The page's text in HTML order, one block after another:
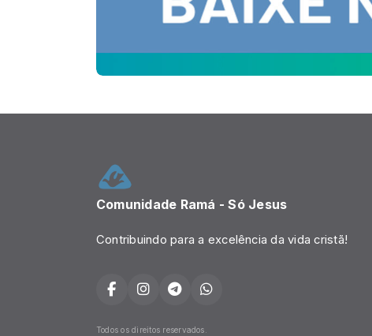
Comunidade Ramá - Só Jesus
Contribuindo para a excelência da vida cristã!
Todos os direitos reservados.